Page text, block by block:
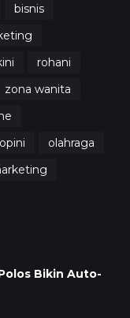
bisnis
rohani
zona wanita
opini
olahraga
Bikin Auto-